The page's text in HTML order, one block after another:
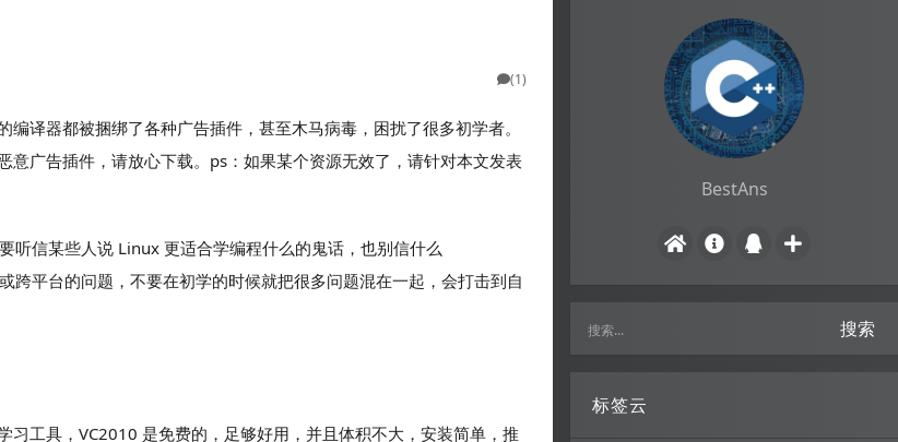
(1)
译器都被捆绑了各种广告插件，甚至木马病毒，困扰了很多初学者。
广告插件，请放心下载。ps：如果某个资源无效了，请针对本文发表
听信某些人说 Linux 更适合学编程什么的鬼话，也别信什么
平台的问题，不要在初学的时候就把很多问题混在一起，会打击到自
工具，VC2010 是免费的，足够好用，并且体积不大，安装简单，推
BestAns
搜索
标签云